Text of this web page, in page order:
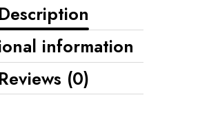
Description
information
Reviews (0)